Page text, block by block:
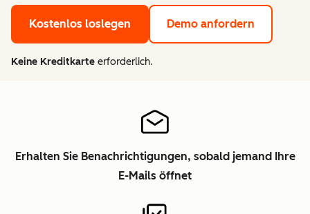
Kostenlos loslegen Demo anfordern
Keine Kreditkarte erforderlich.
Erhalten Sie Benachrichtigungen, sobald jemand Ihre
E-Mails öffnet